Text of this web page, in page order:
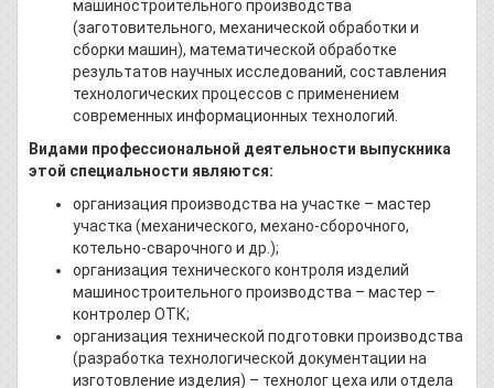
машиностроительного производства
(заготовительного, механической обработки и
сборки машин), математической обработке
результатов научных исследований, составления
технологических процессов с применением
современных информационных технологий.
Видами профессиональной деятельности выпускника
этой специальности являются:
организация производства на участке – мастер
участка (механического, механо-сборочного,
котельно-сварочного и др.);
организация технического контроля изделий
машиностроительного производства – мастер –
контролер ОТК;
организация технической подготовки производства
(разработка технологической документации на
изготовление изделия) – технолог цеха или отдела